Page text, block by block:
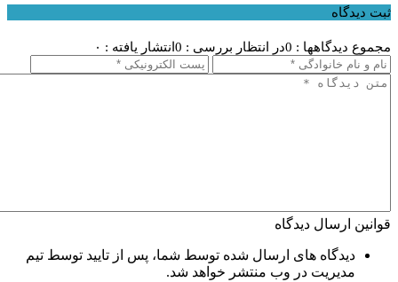
ثبت دیدگاه
مجموع دیدگاهها : 0 در انتظار بررسی : 0 انتشار یافته : ۰
قوانین ارسال دیدگاه
دیدگاه های ارسال شده توسط شما، پس از تایید توسط تیم
مدیریت در وب منتشر خواهد شد.